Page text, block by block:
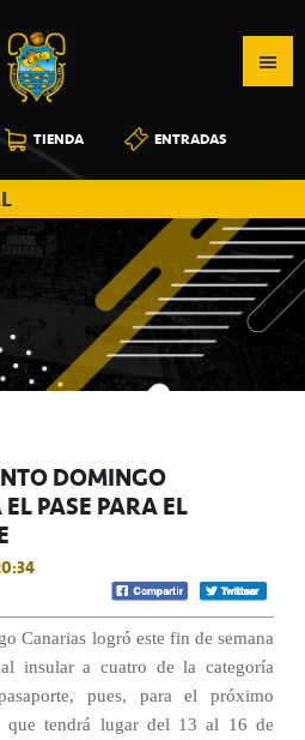
TIENDA ENTRADAS
DOMINGO
PASE PARA EL
Canarias logró este fin de semana
insular a cuatro de la categoría
pues, para el próximo
que tendrá lugar del 13 al 16 de